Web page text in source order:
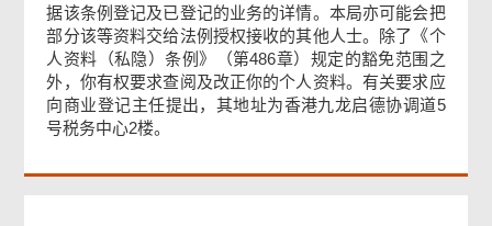
据该条例登记及已登记的业务的详情。本局亦可能会把
部分该等资料交给法例授权接收的其他人士。除了《个
人资料（私隐）条例》（第486章）规定的豁免范围之
外，你有权要求查阅及改正你的个人资料。有关要求应
向商业登记主任提出，其地址为香港九龙启德协调道5
号税务中心2楼。